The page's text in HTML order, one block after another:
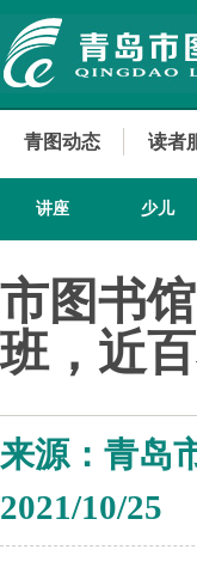
青图动态 读者
讲座 少儿
市图书
班，近
来源：青岛
2021/10/25